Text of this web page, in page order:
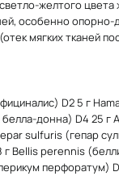
желтого
особенно опорно-
мягких тканей
D2 5 г
донна) D4 25 г
sulfuris (гепар
Bellis perennis
перфоратум)